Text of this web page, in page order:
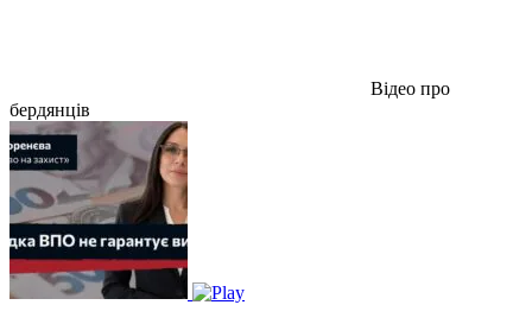
Відео про
бердянців